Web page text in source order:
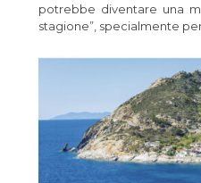
potrebbe diventare una
stagione”, specialmente